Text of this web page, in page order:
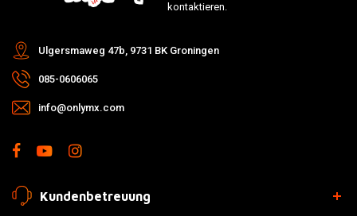
kontaktieren.
Ulgersmaweg 47b, 9731 BK Groningen
085-0606065
info@onlymx.com
Kundenbetreuung